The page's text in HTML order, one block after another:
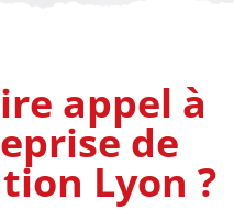
appel à
de
Lyon ?